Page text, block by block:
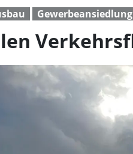
Gewerbeansiedlung